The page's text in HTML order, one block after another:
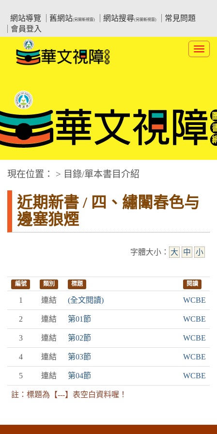
要
網站導覽
舊網站(另開新視窗) 網站搜尋(另開新視窗)
常見問題
會員登入
:::中央區塊
華文視障電子圖書網
現在位置： > 目錄/單本書目介紹
近期新書 / 四、繡闈春色与
邊塞狼煙
字體大小： 大 中 小
編號 類別 標題 閱讀
1 連結 (全文閱讀) WCBE
2 連結 第01節 WCBE
3 連結 第02節 WCBE
4 連結 第03節 WCBE
5 連結 第04節 WCBE
註：標題為【---】表空白資料喔！